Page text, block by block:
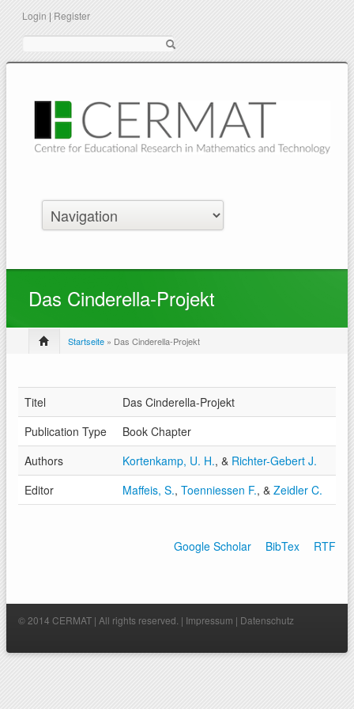
Login | Register
Das Cinderella-Projekt
Startseite » Das Cinderella-Projekt
Titel
Das Cinderella-Projekt
Publication Type
Book Chapter
Authors
Kortenkamp, U. H., & Richter-Gebert J.
Editor
Maffeis, S., Toenniessen F., & Zeidler C.
Google Scholar BibTex RTF
© 2014 CERMAT | All rights reserved. | Impressum | Datenschutz